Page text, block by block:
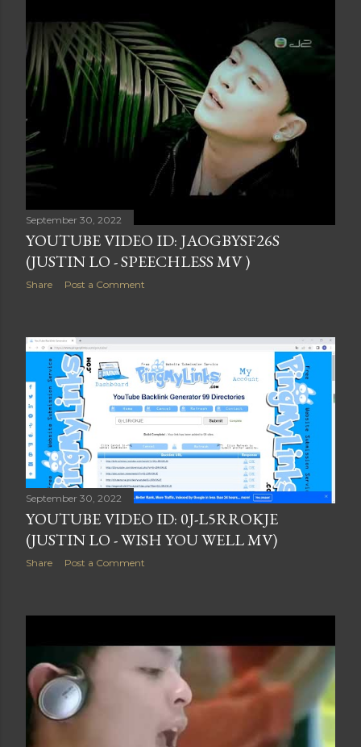
September 30, 2022
YOUTUBE VIDEO ID: JAOGBYSF26S
(JUSTIN LO - SPEECHLESS MV )
Share Post a Comment
September 30, 2022
YOUTUBE VIDEO ID: 0J-L5RROKJE
(JUSTIN LO - WISH YOU WELL MV)
Share Post a Comment